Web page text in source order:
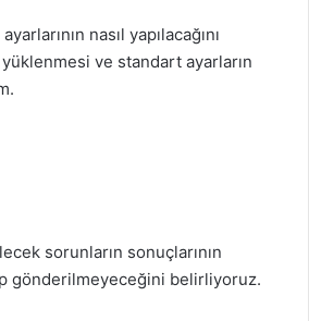
nasıl yapılacağını
ve standart ayarların
sorunların sonuçlarının
gönderilmeyeceğini belirliyoruz.